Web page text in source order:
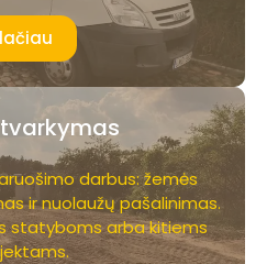
darbus: žemės
ir nuolaužų pašalinimas.
statyboms arba kitiems